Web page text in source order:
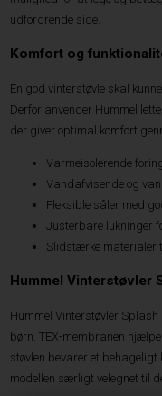
udfordrende side.
Komfort og
En god vinterstøvle skal
Derfor anvender Hummel
der giver optimal komfort
Varmeisolerende
Vandafvisende og
Fleksible såler med
Justerbare lukninger
Slidstærke materialer
Hummel Vinterstøvler
Hummel Vinterstøvler
børn. TEX-membranen
støvlen bevarer et
modellen særligt velegnet til